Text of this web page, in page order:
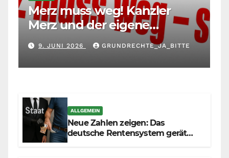
Merz muss weg! Kanzler
Merz und der eigene
Maßstab: Wer andere richtet,
muss sich selbst richten
9. JUNI 2026 GRUNDRECHTE_JA_BITTE
ALLGEMEIN
Neue Zahlen zeigen: Das
deutsche Rentensystem gerät